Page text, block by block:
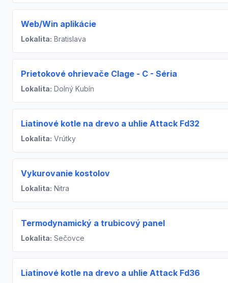
Web/Win aplikácie
Lokalita: Bratislava
Prietokové ohrievače Clage - C - Séria
Lokalita: Dolný Kubín
Liatinové kotle na drevo a uhlie Attack Fd32
Lokalita: Vrútky
Vykurovanie kostolov
Lokalita: Nitra
Termodynamický a trubicový panel
Lokalita: Sečovce
Liatinové kotle na drevo a uhlie Attack Fd36